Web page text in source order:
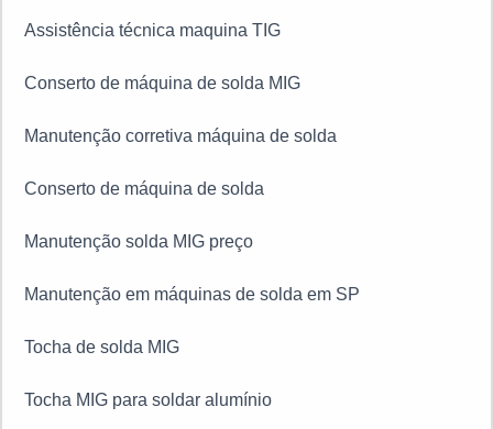
Assistência técnica maquina TIG
Conserto de máquina de solda MIG
Manutenção corretiva máquina de solda
Conserto de máquina de solda
Manutenção solda MIG preço
Manutenção em máquinas de solda em SP
Tocha de solda MIG
Tocha MIG para soldar alumínio